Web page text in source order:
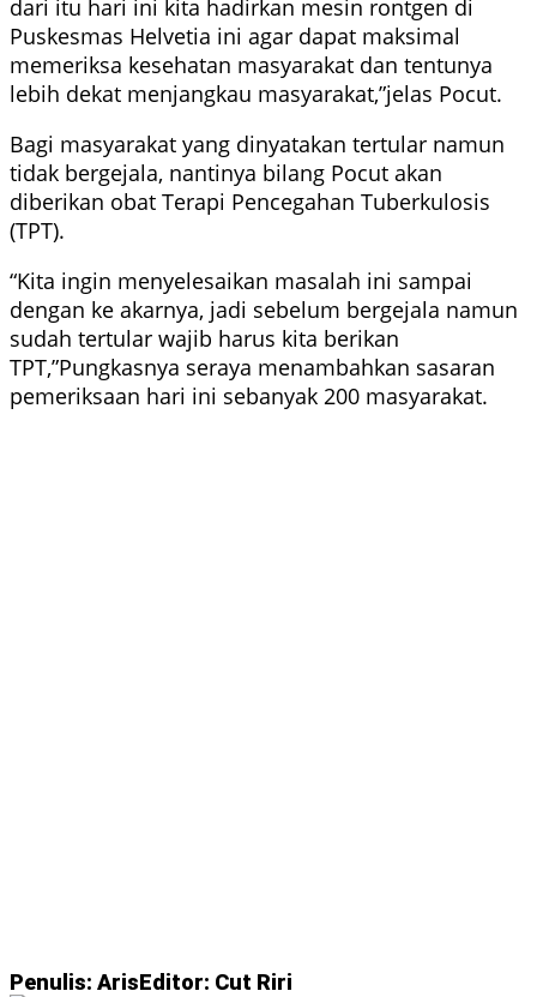
dari itu hari ini kita hadirkan mesin rontgen di
Puskesmas Helvetia ini agar dapat maksimal
memeriksa kesehatan masyarakat dan tentunya
lebih dekat menjangkau masyarakat,”jelas Pocut.
Bagi masyarakat yang dinyatakan tertular namun
tidak bergejala, nantinya bilang Pocut akan
diberikan obat Terapi Pencegahan Tuberkulosis
(TPT).
“Kita ingin menyelesaikan masalah ini sampai
dengan ke akarnya, jadi sebelum bergejala namun
sudah tertular wajib harus kita berikan
TPT,”Pungkasnya seraya menambahkan sasaran
pemeriksaan hari ini sebanyak 200 masyarakat.
Penulis: ArisEditor: Cut Riri